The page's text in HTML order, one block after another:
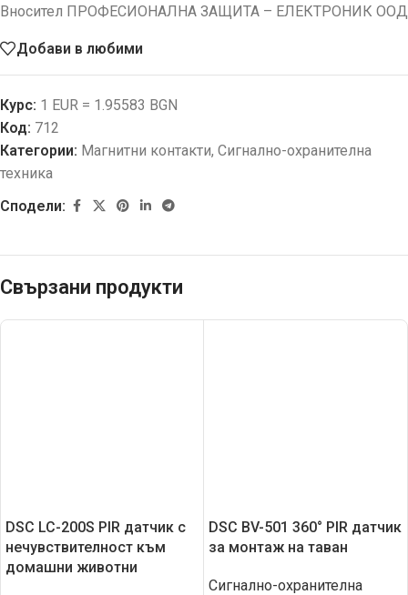
Вносител ПРОФЕСИОНАЛНА ЗАЩИТА – ЕЛЕКТРОНИК ООД
Добави в любими
Курс: 1 EUR = 1.95583 BGN
Код: 712
Категории: Магнитни контакти, Сигнално-охранителна
техника
Сподели:
Свързани продукти
DSC LC-200S PIR датчик с
нечувствителност към
домашни животни
DSC BV-501 360° PIR датчик
за монтаж на таван
Сигнално-охранителна